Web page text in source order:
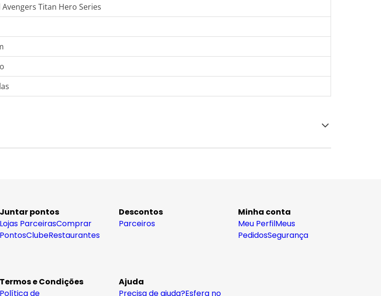
Avengers Titan Hero Series
Juntar pontos
Lojas ParceirasComprar
PontosClubeRestaurantes
Descontos
Parceiros
Minha conta
Meu PerfilMeus
PedidosSegurança
Termos e Condições
Política de
Ajuda
Precisa de ajuda?Esfera no